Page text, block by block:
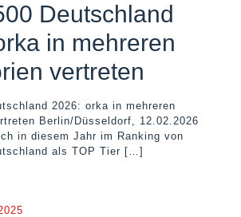
Deutschland
in mehreren
vertreten
2026: orka in mehreren
Berlin/Düsseldorf, 12.02.2026
in diesem Jahr im Ranking von
als TOP Tier […]